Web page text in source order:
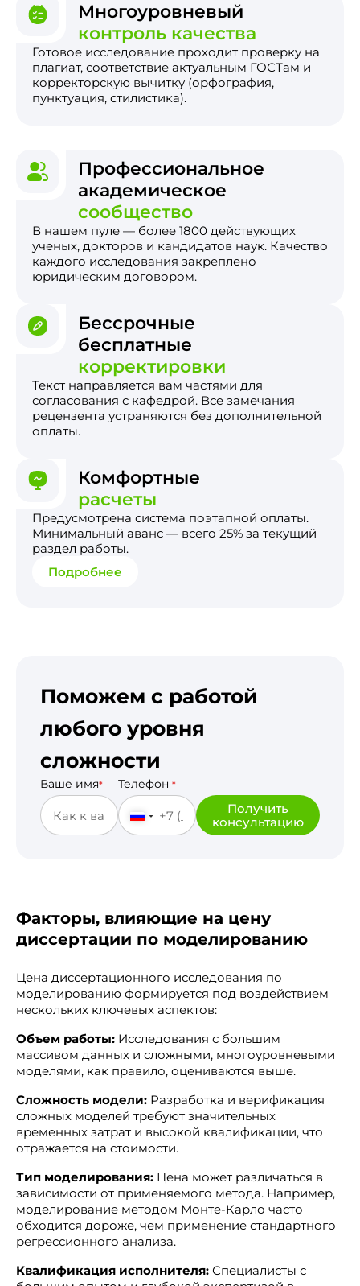
Многоуровневый
контроль качества
Готовое исследование проходит проверку на
плагиат, соответствие актуальным ГОСТам и
корректорскую вычитку (орфография,
пунктуация, стилистика).
Профессиональное
академическое
сообщество
В нашем пуле — более 1800 действующих
ученых, докторов и кандидатов наук. Качество
каждого исследования закреплено
юридическим договором.
Бессрочные
бесплатные
корректировки
Текст направляется вам частями для
согласования с кафедрой. Все замечания
рецензента устраняются без дополнительной
оплаты.
Комфортные
расчеты
Предусмотрена система поэтапной оплаты.
Минимальный аванс — всего 25% за текущий
раздел работы.
Подробнее
Поможем с работой
любого уровня
сложности
Ваше имя* Телефон *
Получить
консультацию
Факторы, влияющие на цену
диссертации по моделированию
Цена диссертационного исследования по
моделированию формируется под воздействием
нескольких ключевых аспектов:
Объем работы: Исследования с большим
массивом данных и сложными, многоуровневыми
моделями, как правило, оцениваются выше.
Сложность модели: Разработка и верификация
сложных моделей требуют значительных
временных затрат и высокой квалификации, что
отражается на стоимости.
Тип моделирования: Цена может различаться в
зависимости от применяемого метода. Например,
моделирование методом Монте-Карло часто
обходится дороже, чем применение стандартного
регрессионного анализа.
Квалификация исполнителя: Специалисты с